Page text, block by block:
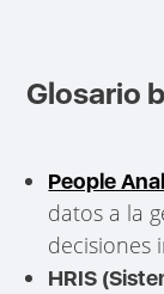
Glosario
People
datos a la
decisiones
HRIS